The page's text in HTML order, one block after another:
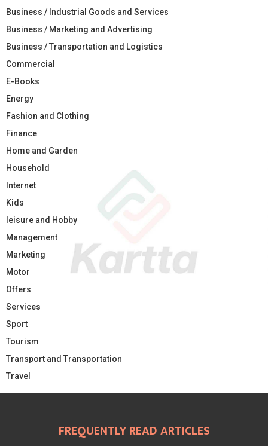
Business / Industrial Goods and Services
Business / Marketing and Advertising
Business / Transportation and Logistics
Commercial
E-Books
Energy
Fashion and Clothing
Finance
Home and Garden
Household
Internet
Kids
leisure and Hobby
Management
Marketing
Motor
Offers
Services
Sport
Tourism
Transport and Transportation
Travel
FREQUENTLY READ ARTICLES